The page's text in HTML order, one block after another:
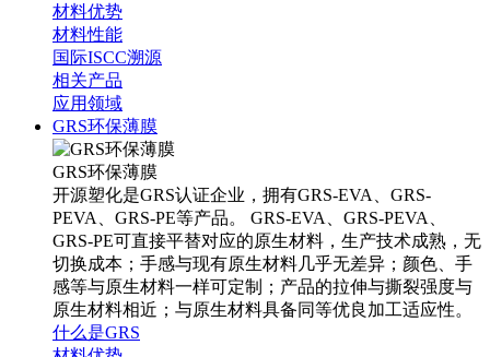
材料优势
材料性能
国际ISCC溯源
相关产品
应用领域
GRS环保薄膜
GRS环保薄膜
开源塑化是GRS认证企业，拥有GRS-EVA、GRS-
PEVA、GRS-PE等产品。 GRS-EVA、GRS-PEVA、
GRS-PE可直接平替对应的原生材料，生产技术成熟，无
切换成本；手感与现有原生材料几乎无差异；颜色、手
感等与原生材料一样可定制；产品的拉伸与撕裂强度与
原生材料相近；与原生材料具备同等优良加工适应性。
什么是GRS